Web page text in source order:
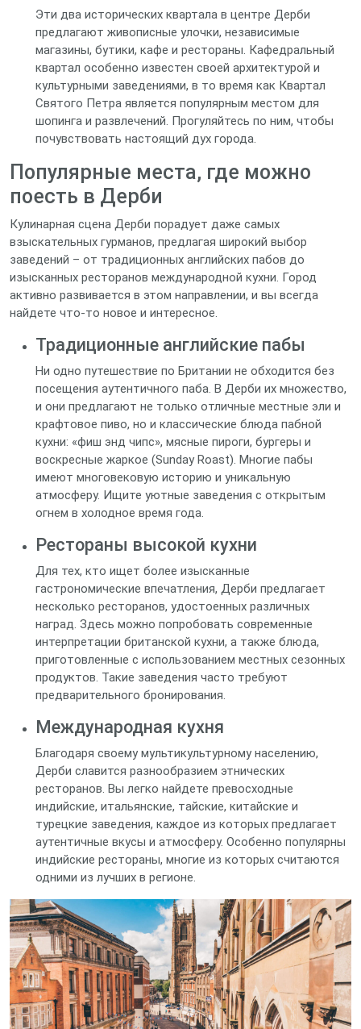
Эти два исторических квартала в центре Дерби
предлагают живописные улочки, независимые
магазины, бутики, кафе и рестораны. Кафедральный
квартал особенно известен своей архитектурой и
культурными заведениями, в то время как Квартал
Святого Петра является популярным местом для
шопинга и развлечений. Прогуляйтесь по ним, чтобы
почувствовать настоящий дух города.
Популярные места, где можно
поесть в Дерби
Кулинарная сцена Дерби порадует даже самых
взыскательных гурманов, предлагая широкий выбор
заведений – от традиционных английских пабов до
изысканных ресторанов международной кухни. Город
активно развивается в этом направлении, и вы всегда
найдете что-то новое и интересное.
Традиционные английские пабы
Ни одно путешествие по Британии не обходится без
посещения аутентичного паба. В Дерби их множество,
и они предлагают не только отличные местные эли и
крафтовое пиво, но и классические блюда пабной
кухни: «фиш энд чипс», мясные пироги, бургеры и
воскресные жаркое (Sunday Roast). Многие пабы
имеют многовековую историю и уникальную
атмосферу. Ищите уютные заведения с открытым
огнем в холодное время года.
Рестораны высокой кухни
Для тех, кто ищет более изысканные
гастрономические впечатления, Дерби предлагает
несколько ресторанов, удостоенных различных
наград. Здесь можно попробовать современные
интерпретации британской кухни, а также блюда,
приготовленные с использованием местных сезонных
продуктов. Такие заведения часто требуют
предварительного бронирования.
Международная кухня
Благодаря своему мультикультурному населению,
Дерби славится разнообразием этнических
ресторанов. Вы легко найдете превосходные
индийские, итальянские, тайские, китайские и
турецкие заведения, каждое из которых предлагает
аутентичные вкусы и атмосферу. Особенно популярны
индийские рестораны, многие из которых считаются
одними из лучших в регионе.